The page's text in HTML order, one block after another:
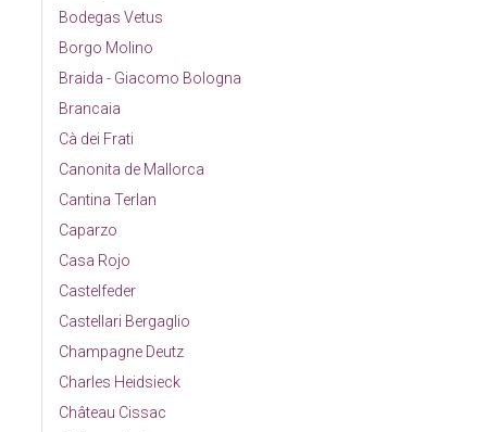
Bodegas Vetus
Borgo Molino
Braida - Giacomo Bologna
Brancaia
Cà dei Frati
Canonita de Mallorca
Cantina Terlan
Caparzo
Casa Rojo
Castelfeder
Castellari Bergaglio
Champagne Deutz
Charles Heidsieck
Château Cissac